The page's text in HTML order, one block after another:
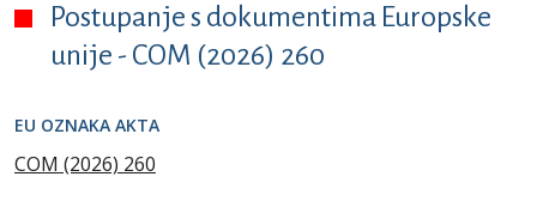
Postupanje s dokumentima Europske
unije - COM (2026) 260
EU OZNAKA AKTA
COM (2026) 260